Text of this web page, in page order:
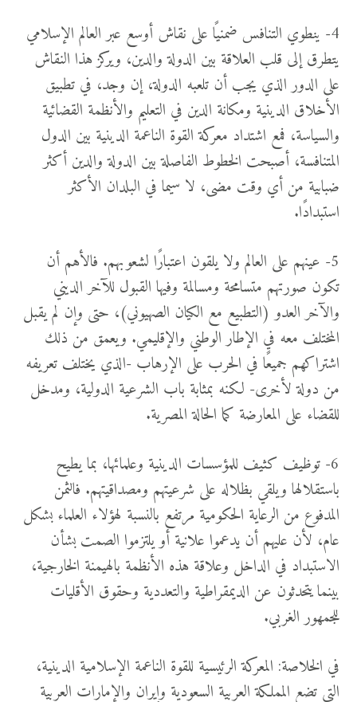
4- ينطوي التنافس ضمنيًا على نقاش أوسع عبر العالم الإسلامي
يتطرق إلى قلب العلاقة بين الدولة والدين، ويركز هذا النقاش
على الدور الذي يجب أن تلعبه الدولة، إن وجد، في تطبيق
الأخلاق الدينية ومكانة الدين في التعليم والأنظمة القضائية
والسياسة، فمع اشتداد معركة القوة الناعمة الدينية بين الدول
المتنافسة، أصبحت الخطوط الفاصلة بين الدولة والدين أكثر
ضبابية من أي وقت مضى، لا سيما في البلدان الأكثر
استبدادًا.
5- عينهم على العالم ولا يلقون اعتبارًا لشعوبهم. فالأهم أن
تكون صورتهم متسامحة ومسالمة وفيها القبول للآخر الديني
والآخر العدو (التطبيع مع الكيان الصهيوني)، حتى وإن لم يقبل
المختلف معه في الإطار الوطني والإقليمي. ويعمق من ذلك
اشتراكهم جميعًا في الحرب على الإرهاب -الذي يختلف تعريفه
من دولة لأخرى- لكنه بمثابة باب الشرعية الدولية، ومدخل
للقضاء على المعارضة كما الحالة المصرية.
6- توظيف كثيف للمؤسسات الدينية وعلمائها، بما يطيح
باستقلالها ويلقي بظلاله على شرعيتهم ومصداقيتهم. فالثمن
المدفوع من الرعاية الحكومية مرتفع بالنسبة لهؤلاء العلماء بشكل
عام، لأن عليهم أن يدعموا علانية أو يلتزموا الصمت بشأن
الاستبداد في الداخل وعلاقة هذه الأنظمة بالهيمنة الخارجية،
بينما يتحدثون عن الديمقراطية والتعددية وحقوق الأقليات
للجمهور الغربي.
في الخلاصة: المعركة الرئيسية للقوة الناعمة الإسلامية الدينية،
التي تضع المملكة العربية السعودية وإيران والإمارات العربية